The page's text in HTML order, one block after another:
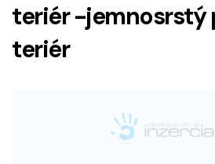
teriér -jemnosrstý
teriér